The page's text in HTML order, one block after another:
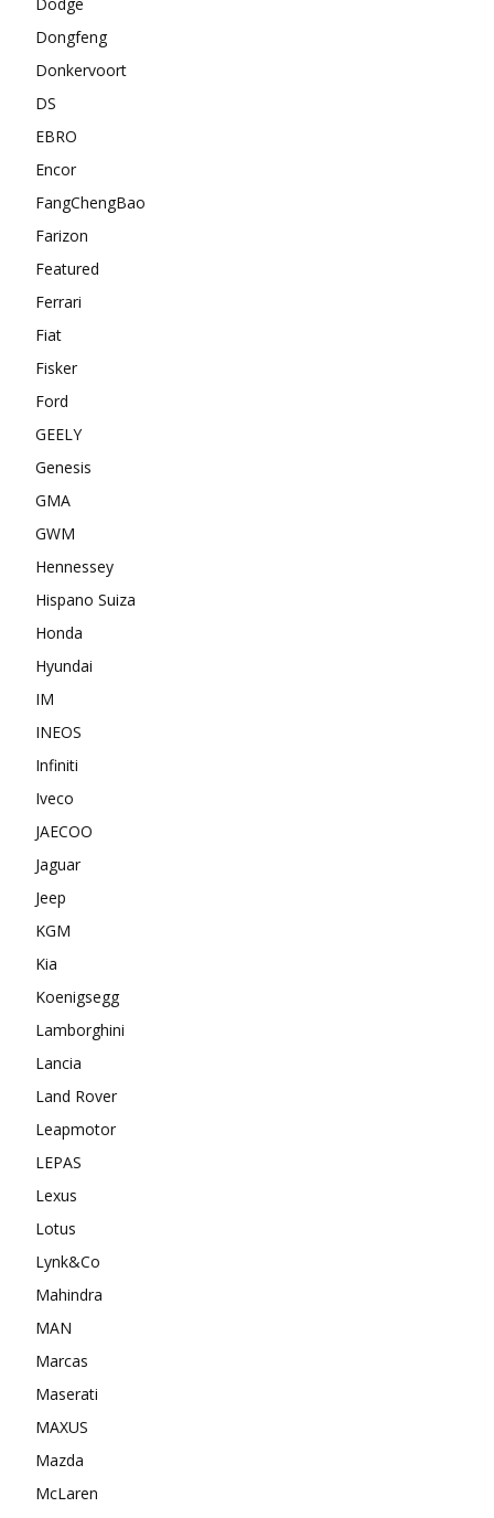
Dongfeng
Donkervoort
DS
EBRO
Encor
FangChengBao
Farizon
Featured
Ferrari
Fiat
Fisker
Ford
GEELY
Genesis
GMA
GWM
Hennessey
Hispano Suiza
Honda
Hyundai
IM
INEOS
Infiniti
Iveco
JAECOO
Jaguar
Jeep
KGM
Kia
Koenigsegg
Lamborghini
Lancia
Land Rover
Leapmotor
LEPAS
Lexus
Lotus
Lynk&Co
Mahindra
MAN
Marcas
Maserati
MAXUS
Mazda
McLaren